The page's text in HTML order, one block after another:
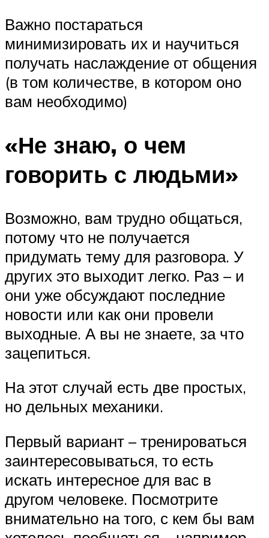
Важно постараться
минимизировать их и научиться
получать наслаждение от общения
(в том количестве, в котором оно
вам необходимо)
«Не знаю, о чем
говорить с людьми»
Возможно, вам трудно общаться,
потому что не получается
придумать тему для разговора. У
других это выходит легко. Раз – и
они уже обсуждают последние
новости или как они провели
выходные. А вы не знаете, за что
зацепиться.
На этот случай есть две простых,
но дельных механики.
Первый вариант – тренироваться
заинтересовываться, то есть
искать интересное для вас в
другом человеке. Посмотрите
внимательно на того, с кем бы вам